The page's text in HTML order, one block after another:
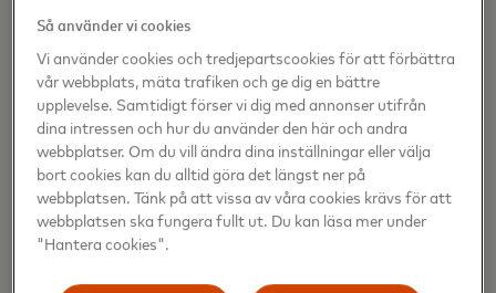
det är också en av de svåraste uppgifterna för en
startup. Vi tror att Mastercard Lighthouse MASSIV
kan hjälpa oss och ser verkligen fram emot att delta
i programmet, säger Lech Ignatowicz, CEO på
Molecular Attraction.
PAWAx Partners inom telekom
Så använder vi cookies
Vi använder cookies och tredjepartscookies för att förbättra
vår webbplats, mäta trafiken och ge dig en bättre
upplevelse. Samtidigt förser vi dig med annonser utifrån
dina intressen och hur du använder den här och andra
webbplatser. Om du vill ändra dina inställningar eller välja
bort cookies kan du alltid göra det längst ner på
webbplatsen. Tänk på att vissa av våra cookies krävs för att
webbplatsen ska fungera fullt ut. Du kan läsa mer under
"Hantera cookies".